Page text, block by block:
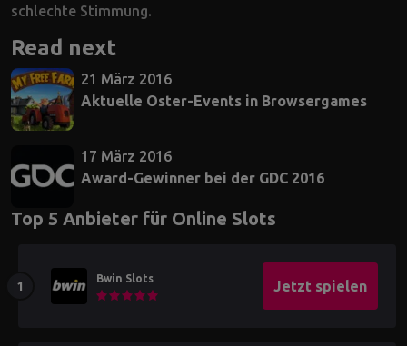
schlechte Stimmung.
Read next
21 März 2016
Aktuelle Oster-Events in Browsergames
17 März 2016
Award-Gewinner bei der GDC 2016
Top 5 Anbieter für Online Slots
Bwin Slots Jetzt spielen